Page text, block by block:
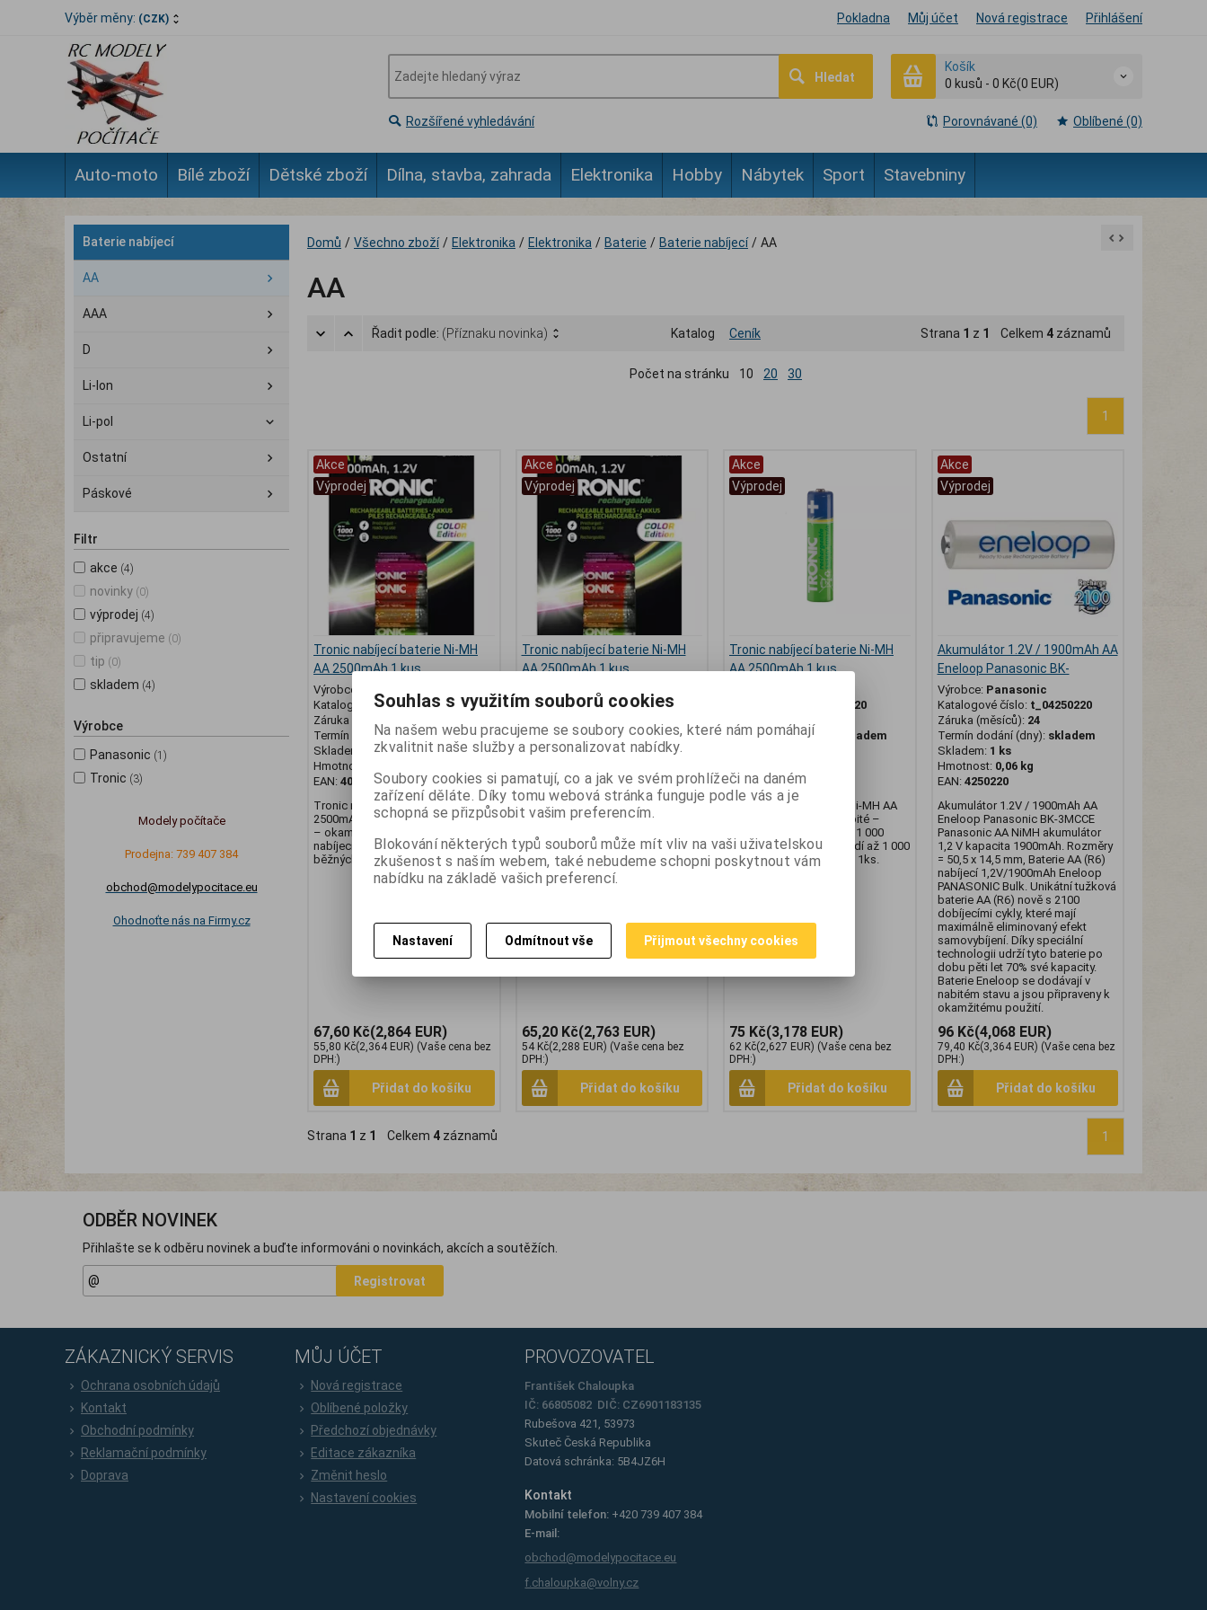
Výběr měny: (CZK) Pokladna Můj účet Nová registrace Přihlášení
Hledat
Košík
0 kusů - 0 Kč(0 EUR)
Rozšířené vyhledávání Porovnávané (0) Oblíbené (0)
Auto-moto Bílé zboží Dětské zboží Dílna, stavba, zahrada Elektronika Hobby Nábytek Sport Stavebniny
Baterie nabíjecí
AA
AAA
D
Li-Ion
Li-pol
Ostatní
Páskové
Filtr
akce (4)
novinky (0)
výprodej (4)
připravujeme (0)
tip (0)
skladem (4)
Výrobce
Panasonic (1)
Tronic (3)
Modely počítače
Prodejna: 739 407 384
obchod@modelypocitace.eu
Ohodnoťte nás na Firmy.cz
Domů / Všechno zboží / Elektronika / Elektronika / Baterie / Baterie nabíjecí / AA
AA
Řadit podle: (Příznaku novinka) Katalog Ceník Strana 1 z 1 Celkem 4 záznamů
Počet na stránku 10 20 30
1
Akce
Výprodej
Tronic nabíjecí baterie Ni-MH
AA 2500mAh 1 kus
Výrobce:
Katalogové číslo:L_425001
Záruka (měsíců):
Termín dodání (dny):skladem
Skladem:
5 ks
Hmotnost:
EAN: 4058143065086
Tronic nabíjecí baterie Ni-MH AA
2500mAh 1 kus - color. Přednabité
– okamžitě použitelné. až 1 000
nabíjecích cyklů – nahradí až 1 000
běžných baterií. Cena za 1ks.
67,60 Kč(2,864 EUR)
55,80 Kč(2,364 EUR) (Vaše cena bez
DPH:)
Přidat do košíku
Akce
Výprodej
Tronic nabíjecí baterie Ni-MH
AA 2500mAh 1 kus
Tronic
Katalogové číslo:L_2001
Termín dodání (dny):skladem
Skladem:4 ks
EAN:4335814025069
Tronic nabíjecí baterie Ni-MH AA
2500mAh 1 kus. Typ baterie: nikl-
(NiMH). Přednabité pro okamžité
použití.
65,20 Kč(2,763 EUR)
54 Kč(2,288 EUR) (Vaše cena bez
DPH:)
Přidat do košíku
Akce
Výprodej
Tronic nabíjecí baterie Ni-MH
AA 2500mAh 1 kus
L_89220
Termín dodání (dny):
skladem
EAN:4054599115993
Tronic nabíjecí baterie Ni-MH AA
2500mAh 1 kus. Přednabité –
okamžitě použitelné. až 1 000
nabíjecích cyklů – nahradí až 1 000
běžných baterií. Cena za 1ks.
75 Kč(3,178 EUR)
62 Kč(2,627 EUR) (Vaše cena bez
DPH:)
Přidat do košíku
Akce
Výprodej
Akumulátor 1.2V / 1900mAh AA
Eneloop Panasonic BK-
Výrobce: Panasonic
Katalogové číslo: t_04250220
Záruka (měsíců): 24
Termín dodání (dny): skladem
Skladem: 1 ks
Hmotnost: 0,06 kg
EAN: 4250220
Akumulátor 1.2V / 1900mAh AA
Eneloop Panasonic BK-3MCCE
Panasonic AA NiMH akumulátor
1,2 V kapacita 1900mAh. Rozměry
= 50,5 x 14,5 mm, Baterie AA (R6)
nabíjecí 1,2V/1900mAh Eneloop
PANASONIC Bulk. Unikátní tužková
baterie AA (R6) nově s 2100
dobíjecími cykly, které mají
maximálně eliminovaný efekt
samovybíjení. Díky speciální
technologii udrží tyto baterie po
dobu pěti let 70% své kapacity.
Baterie Eneloop se dodávají v
nabitém stavu a jsou připraveny k
okamžitému použití.
96 Kč(4,068 EUR)
79,40 Kč(3,364 EUR) (Vaše cena bez
DPH:)
Přidat do košíku
Strana 1 z 1 Celkem 4 záznamů 1
ODBĚR NOVINEK
Přihlašte se k odběru novinek a buďte informováni o novinkách, akcích a soutěžích.
Registrovat
ZÁKAZNICKÝ SERVIS
Ochrana osobních údajů
Kontakt
Obchodní podmínky
Reklamační podmínky
Doprava
MŮJ ÚČET
Nová registrace
Oblíbené položky
Předchozí objednávky
Editace zákazníka
Změnit heslo
Nastavení cookies
PROVOZOVATEL
František Chaloupka
IČ: 66805082 DIČ: CZ6901183135
Rubešova 421, 53973
Skuteč Česká Republika
Datová schránka: 5B4JZ6H
Kontakt
Mobilní telefon: +420 739 407 384
E-mail:
obchod@modelypocitace.eu
f.chaloupka@volny.cz
Souhlas s využitím souborů cookies
Na našem webu pracujeme se soubory cookies, které nám pomáhají
zkvalitnit naše služby a personalizovat nabídky.
Soubory cookies si pamatují, co a jak ve svém prohlížeči na daném
zařízení děláte. Díky tomu webová stránka funguje podle vás a je
schopná se přizpůsobit vašim preferencím.
Blokování některých typů souborů může mít vliv na vaši uživatelskou
zkušenost s naším webem, také nebudeme schopni poskytnout vám
nabídku na základě vašich preferencí.
Nastavení Odmítnout vše Přijmout všechny cookies